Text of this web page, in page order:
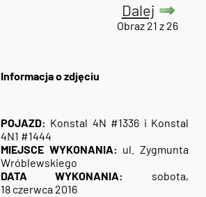
Dalej
Obraz 21 z 26
Informacja o zdjęciu
POJAZD: Konstal 4N #1336 i Konstal
4N1 #1444
MIEJSCE WYKONANIA: ul. Zygmunta
Wróblewskiego
DATA WYKONANIA:
sobota,
18 czerwca 2016